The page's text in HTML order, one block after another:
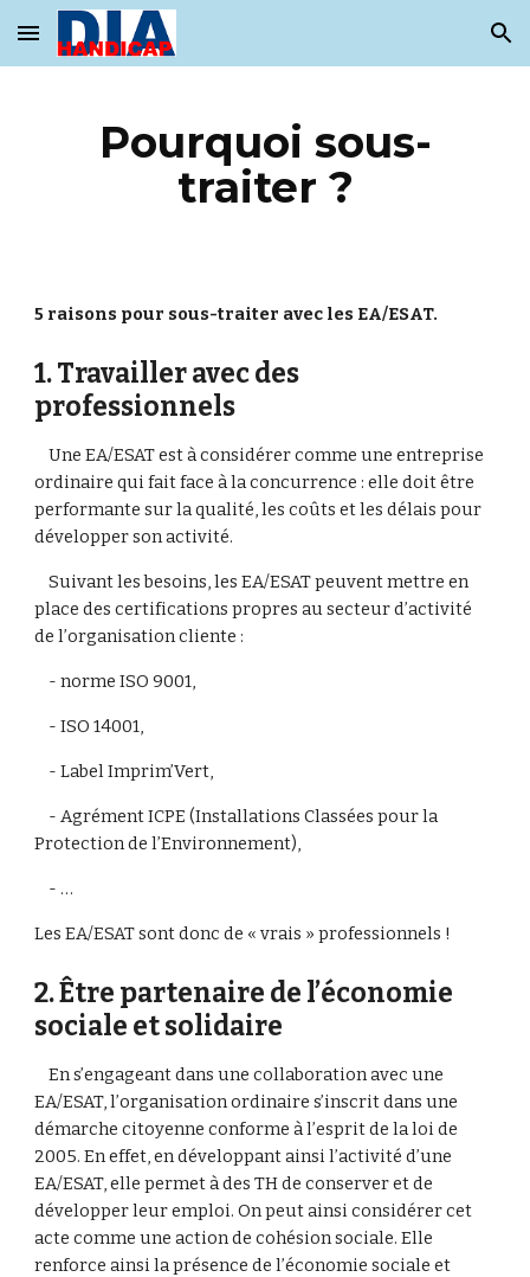
Skip to main content Skip to navigation
Pourquoi sous-
traiter ?
5 raisons pour sous-traiter avec les EA/ESAT.
1. Travailler avec des
professionnels
    Une EA/ESAT est à considérer comme une entreprise
ordinaire qui fait face à la concurrence : elle doit être
performante sur la qualité, les coûts et les délais pour
développer son activité.
    Suivant les besoins, les EA/ESAT peuvent mettre en
place des certifications propres au secteur d’activité
de l’organisation cliente :
    - norme ISO 9001,
    - ISO 14001,
    - Label Imprim’Vert,
Protection de l’Environnement),
    - …
Les EA/ESAT sont donc de « vrais » professionnels !
2. Être partenaire de l’économie
sociale et solidaire
    En s’engageant dans une collaboration avec une
EA/ESAT, l’organisation ordinaire s’inscrit dans une
démarche citoyenne conforme à l’esprit de la loi de
2005. En effet, en développant ainsi l’activité d’une
EA/ESAT, elle permet à des TH de conserver et de
développer leur emploi. On peut ainsi considérer cet
acte comme une action de cohésion sociale. Elle
renforce ainsi la présence de l’économie sociale et